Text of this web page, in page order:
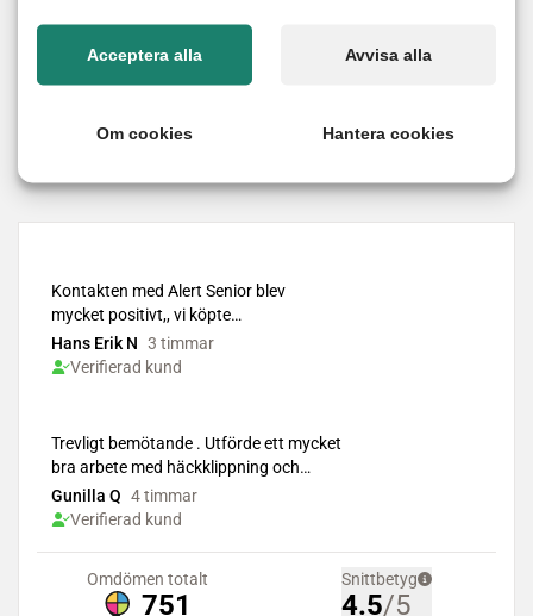
Nöjd kund-garanti
Vi erbjuder 100% nöjd kund garanti på alla utförda arbeten.
Acceptera alla Avvisa alla
Om cookies Hantera cookies